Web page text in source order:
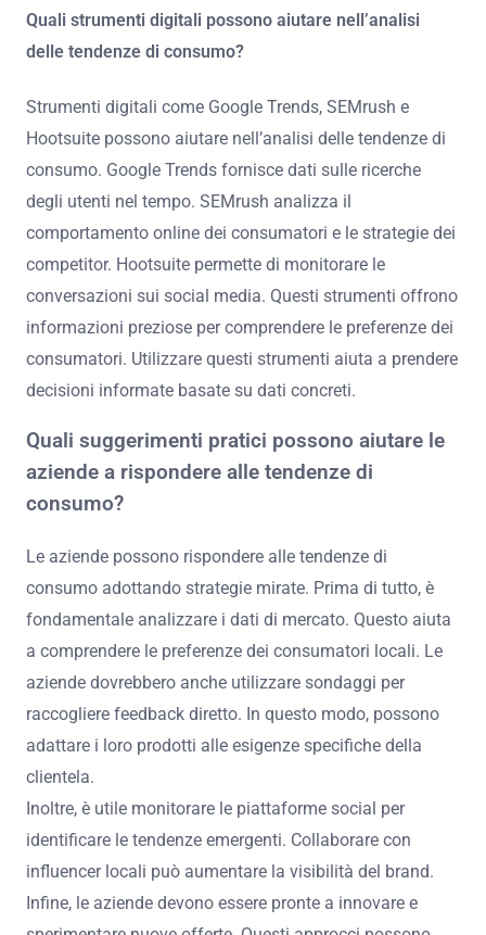
Quali strumenti digitali possono aiutare nell’analisi
delle tendenze di consumo?
Strumenti digitali come Google Trends, SEMrush e
Hootsuite possono aiutare nell’analisi delle tendenze di
consumo. Google Trends fornisce dati sulle ricerche
degli utenti nel tempo. SEMrush analizza il
comportamento online dei consumatori e le strategie dei
competitor. Hootsuite permette di monitorare le
conversazioni sui social media. Questi strumenti offrono
informazioni preziose per comprendere le preferenze dei
consumatori. Utilizzare questi strumenti aiuta a prendere
decisioni informate basate su dati concreti.
Quali suggerimenti pratici possono aiutare le
aziende a rispondere alle tendenze di
consumo?
Le aziende possono rispondere alle tendenze di
consumo adottando strategie mirate. Prima di tutto, è
fondamentale analizzare i dati di mercato. Questo aiuta
a comprendere le preferenze dei consumatori locali. Le
aziende dovrebbero anche utilizzare sondaggi per
raccogliere feedback diretto. In questo modo, possono
adattare i loro prodotti alle esigenze specifiche della
clientela.
Inoltre, è utile monitorare le piattaforme social per
identificare le tendenze emergenti. Collaborare con
influencer locali può aumentare la visibilità del brand.
Infine, le aziende devono essere pronte a innovare e